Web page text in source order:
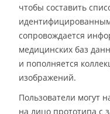
чтобы составить
сопровождается
медицинских баз
и пополняется
изображений.
Пользователи могут
на лицо прототипа с